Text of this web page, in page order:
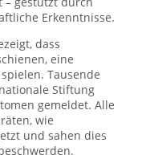
Erkenntnisse.
dass
eine
Tausende
Stiftung
gemeldet. Alle
wie
und sahen dies